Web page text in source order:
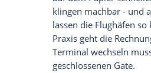
zusätzliches
für den
Der
hundert Euro